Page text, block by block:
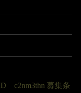
募集条